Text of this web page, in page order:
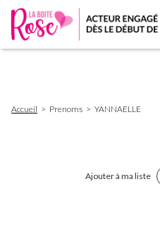
d'Ariane
Accueil Prenoms YANNAELLE
Ajouter à ma liste